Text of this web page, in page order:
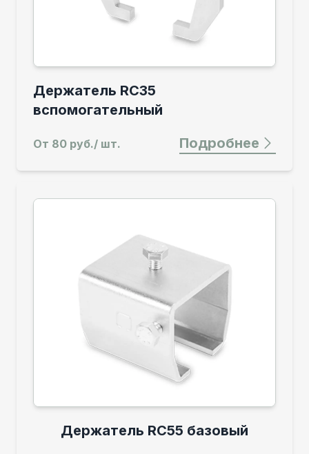
Держатель RC35
вспомогательный
От 80 руб./ шт. Подробнее
Держатель RC55 базовый